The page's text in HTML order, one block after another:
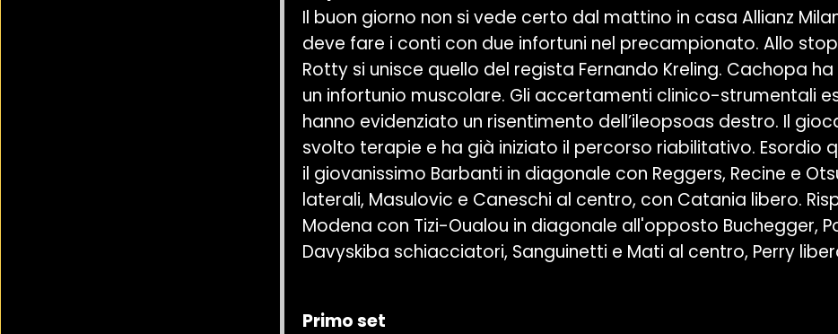
Il buon giorno non si vede certo dal mattino in casa Allianz
deve fare i conti con due infortuni nel precampionato. Allo
Rotty si unisce quello del regista Fernando Kreling. Cachopa
un infortunio muscolare. Gli accertamenti clinico-strumentali
hanno evidenziato un risentimento dell’ileopsoas destro. Il
svolto terapie e ha già iniziato il percorso riabilitativo. Esordio
il giovanissimo Barbanti in diagonale con Reggers, Recine e
laterali, Masulovic e Caneschi al centro, con Catania libero.
Modena con Tizi-Oualou in diagonale all'opposto Buchegger,
Davyskiba schiacciatori, Sanguinetti e Mati al centro, Perry
Primo set